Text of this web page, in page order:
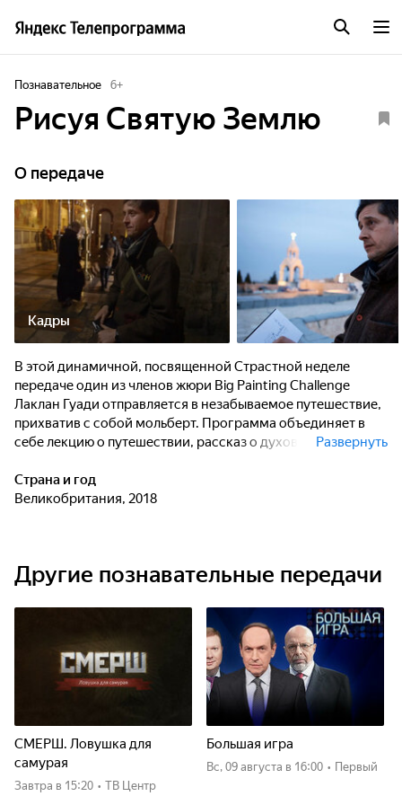
Познавательное 6+
Рисуя Святую Землю
О передаче
Кадры
В этой динамичной, посвященной Страстной неделе
передаче один из членов жюри Big Painting Challenge
Лаклан Гуади отправляется в незабываемое путешествие,
прихватив с собой мольберт. Программа объединяет в
себе лекцию о путешествии, рассказ о духовных исканиях
новые визуальные впечатления и эмоции, наблюдая за
тем, как Лаклан Гуади пытается уловить атмосферу и
Развернуть
Страна и год
Великобритания, 2018
Другие познавательные передачи
СМЕРШ. Ловушка для
самурая
Завтра в 15:20 • ТВ Центр
Большая игра
вс, 09 августа в 16:00 • Первый